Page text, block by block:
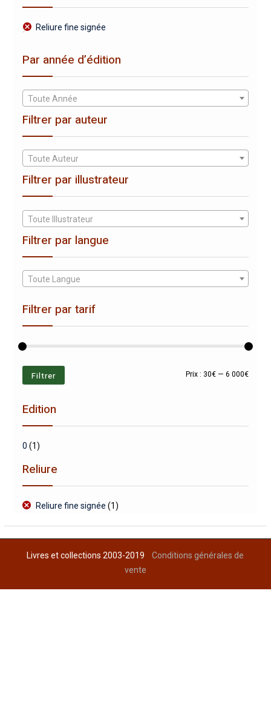
Reliure fine signée
Par année d’édition
Toute Année
Filtrer par auteur
Toute Auteur
Filtrer par illustrateur
Toute Illustrateur
Filtrer par langue
Toute Langue
Filtrer par tarif
Prix
Prix
Filtrer Prix : 30€ —6 000€
Edition
0 (1)
Reliure
Reliure fine signée (1)
Livres et collections 2003-2019Conditions générales de
vente